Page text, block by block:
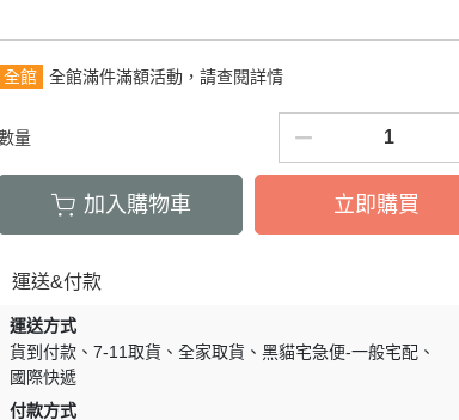
窈窕代謝
送禮推薦
全館 全館滿件滿額活動，請查閱詳情
量
加入購物車 立即購買
運送&付款
運送方式
貨到付款
7-11取貨 全家取貨
黑貓宅急便-一般宅配
國際快遞
付款方式